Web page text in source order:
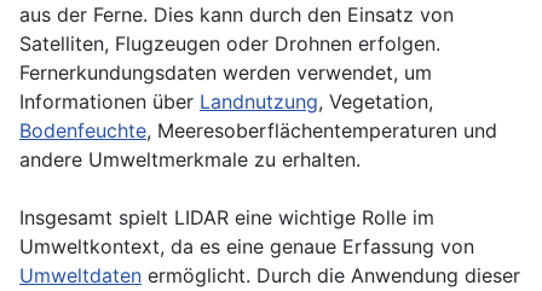
aus der Ferne. Dies kann durch den Einsatz von
Satelliten, Flugzeugen oder Drohnen erfolgen.
Fernerkundungsdaten werden verwendet, um
Informationen über Landnutzung, Vegetation,
Bodenfeuchte, Meeresoberflächentemperaturen und
andere Umweltmerkmale zu erhalten.
Insgesamt spielt LIDAR eine wichtige Rolle im
Umweltkontext, da es eine genaue Erfassung von
Umweltdaten ermöglicht. Durch die Anwendung dieser